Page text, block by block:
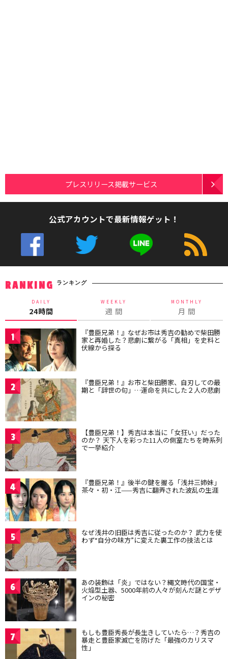
プレスリリース掲載サービス
公式アカウントで最新情報ゲット！
RANKING ランキング
DAILY
24時間
WEEKLY
週 間
MONTHLY
月 間
1 『豊臣兄弟！』なぜお市は秀吉の勧めで柴田勝
家と再婚した？悲劇に繋がる「真相」を史料と
伏線から探る
2 『豊臣兄弟！』お市と柴田勝家、自刃しての最
期と「辞世の句」…運命を共にした２人の悲劇
3 【豊臣兄弟！】秀吉は本当に「女狂い」だった
のか？ 天下人を彩った11人の側室たちを時系列
で一挙紹介
4 『豊臣兄弟！』後半の鍵を握る「浅井三姉妹」
茶々・初・江——秀吉に翻弄された波乱の生涯
5 なぜ浅井の旧臣は秀吉に従ったのか？ 武力を使
わず“自分の味方”に変えた裏工作の技法とは
6 あの装飾は「炎」ではない？縄文時代の国宝・
火焔型土器、5000年前の人々が刻んだ謎とデザ
インの秘密
7 もしも豊臣秀長が長生きしていたら…？秀吉の
暴走と豊臣家滅亡を防げた「最強のカリスマ
性」